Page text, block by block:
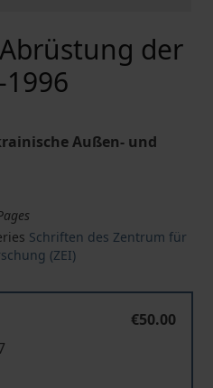
der
Außen- und
Schriften des Zentrum für
(ZEI)
€50.00